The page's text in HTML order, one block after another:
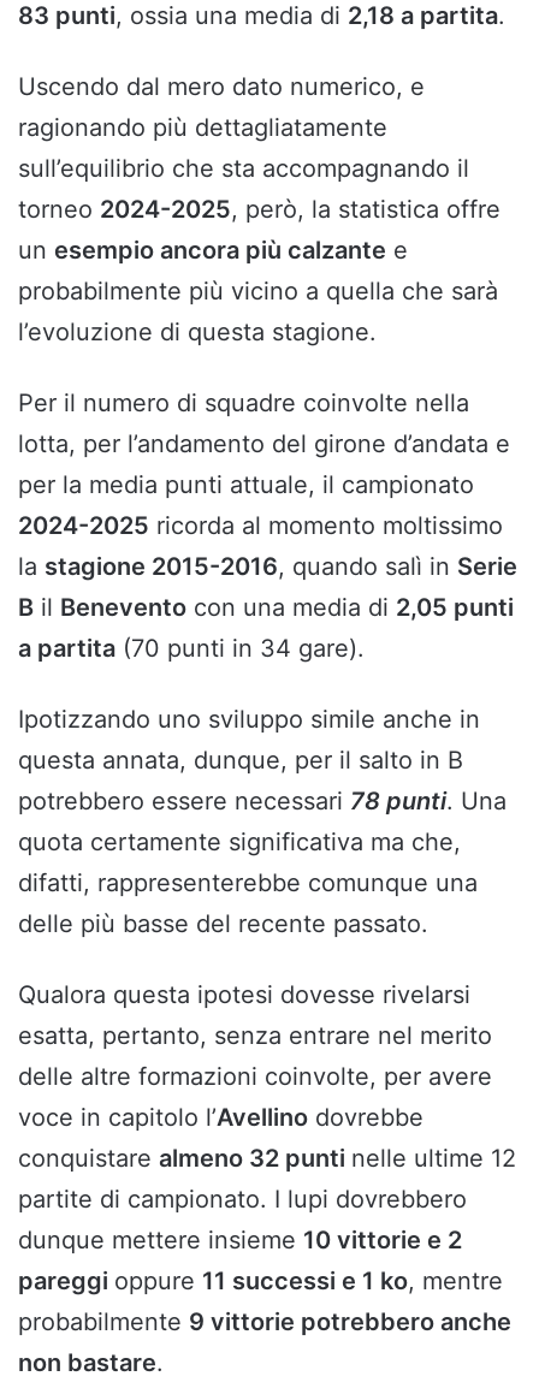
83 punti, ossia una media di 2,18 a partita.
Uscendo dal mero dato numerico, e
ragionando più dettagliatamente
sull’equilibrio che sta accompagnando il
torneo 2024-2025, però, la statistica offre
un esempio ancora più calzante e
probabilmente più vicino a quella che sarà
l’evoluzione di questa stagione.
Per il numero di squadre coinvolte nella
lotta, per l’andamento del girone d’andata e
per la media punti attuale, il campionato
2024-2025 ricorda al momento moltissimo
la stagione 2015-2016, quando salì in Serie
B il Benevento con una media di 2,05 punti
a partita (70 punti in 34 gare).
Ipotizzando uno sviluppo simile anche in
questa annata, dunque, per il salto in B
potrebbero essere necessari 78 punti. Una
quota certamente significativa ma che,
difatti, rappresenterebbe comunque una
delle più basse del recente passato.
Qualora questa ipotesi dovesse rivelarsi
esatta, pertanto, senza entrare nel merito
delle altre formazioni coinvolte, per avere
voce in capitolo l’Avellino dovrebbe
conquistare almeno 32 punti nelle ultime 12
partite di campionato. I lupi dovrebbero
dunque mettere insieme 10 vittorie e 2
pareggi oppure 11 successi e 1 ko, mentre
probabilmente 9 vittorie potrebbero anche
non bastare.